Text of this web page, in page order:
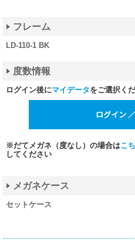
フレーム
LD-110-1 BK
度数情報
ログイン後にマイデータをご選択く
※だてメガネ（度なし）の場合はこ
してください
メガネケース
セットケース